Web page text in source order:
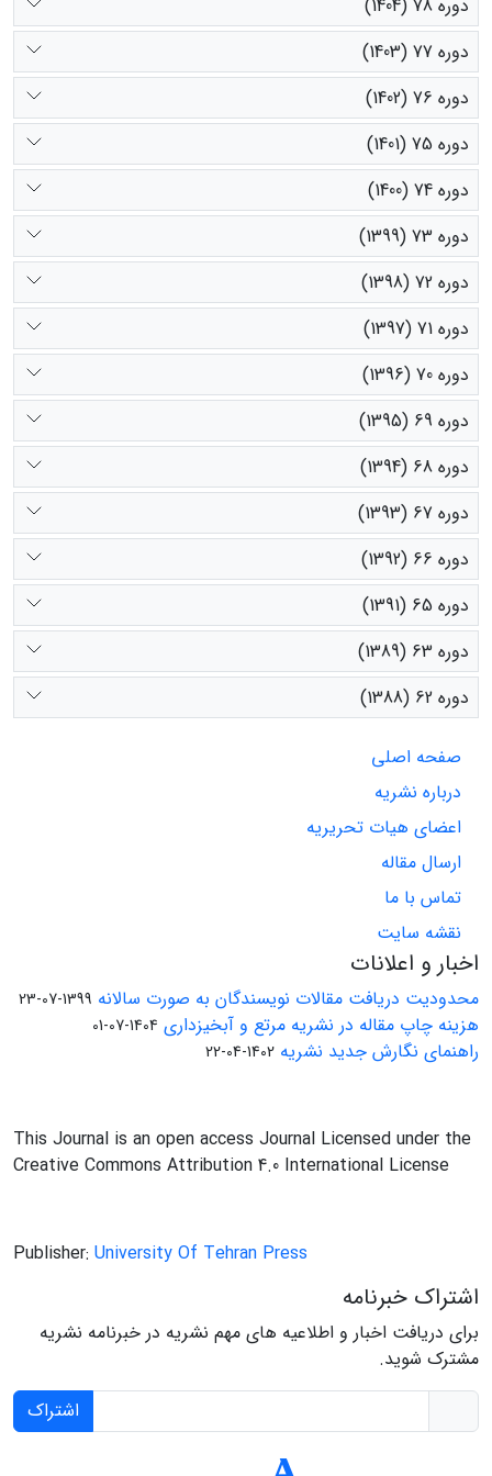
دوره 78 (1404)
دوره 77 (1403)
دوره 76 (1402)
دوره 75 (1401)
دوره 74 (1400)
دوره 73 (1399)
دوره 72 (1398)
دوره 71 (1397)
دوره 70 (1396)
دوره 69 (1395)
دوره 68 (1394)
دوره 67 (1393)
دوره 66 (1392)
دوره 65 (1391)
دوره 63 (1389)
دوره 62 (1388)
صفحه اصلی
درباره نشریه
اعضای هیات تحریریه
ارسال مقاله
تماس با ما
نقشه سایت
اخبار و اعلانات
محدودیت دریافت مقالات نویسندگان به صورت سالانه 1399-07-23
هزینه چاپ مقاله در نشریه مرتع و آبخیزداری 1404-07-01
راهنمای نگارش جدید نشریه 1402-04-22
This Journal is an open access Journal Licensed under the
Creative Commons Attribution 4.0 International License
Publisher: University Of Tehran Press
اشتراک خبرنامه
برای دریافت اخبار و اطلاعیه های مهم نشریه در خبرنامه نشریه
مشترک شوید.
اشتراک